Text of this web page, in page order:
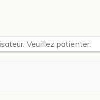
Veuillez patienter.